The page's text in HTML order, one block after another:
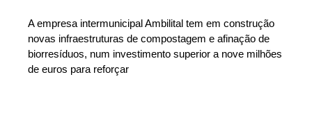
A empresa intermunicipal Ambilital tem em construção
novas infraestruturas de compostagem e afinação de
biorresíduos, num investimento superior a nove milhões
de euros para reforçar